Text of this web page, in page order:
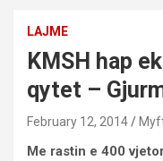
LAJME
KMSH hap
qytet –
February 12, 2014
Me rastin e 400